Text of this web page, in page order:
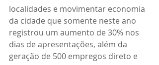
localidades e movimentar economia
da cidade que somente neste ano
registrou um aumento de 30% nos
dias de apresentações, além da
geração de 500 empregos direto e